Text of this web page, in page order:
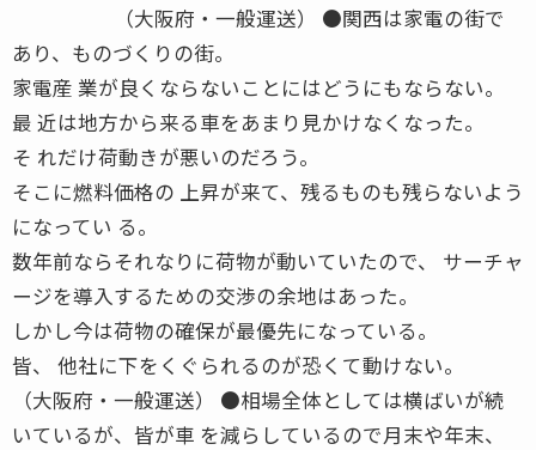
（大阪府・一般運送） ●関西は家電の街で
あり、ものづくりの街。
家電産 業が良くならないことにはどうにもならない。
最 近は地方から来る車をあまり見かけなくなった。
そ れだけ荷動きが悪いのだろう。
そこに燃料価格の 上昇が来て、残るものも残らないよう
になってい る。
数年前ならそれなりに荷物が動いていたので、 サーチャ
ージを導入するための交渉の余地はあった。
しかし今は荷物の確保が最優先になっている。
皆、 他社に下をくぐられるのが恐くて動けない。
（大阪府・一般運送） ●相場全体としては横ばいが続
いているが、皆が車 を減らしているので月末や年末、